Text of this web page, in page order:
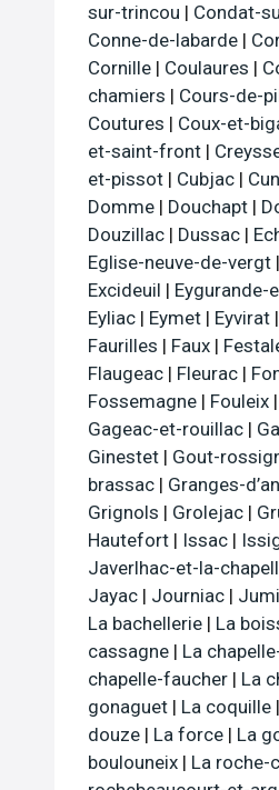
sur-trincou | Condat-
Conne-de-labarde |
Cornille | Coulaures |
chamiers | Cours-de-
Coutures | Coux-et-
et-saint-front |
et-pissot | Cubjac |
Domme | Douchapt |
Douzillac | Dussac |
Eglise-neuve-de-vergt |
Excideuil | Eygurande-
Eyliac | Eymet | Eyvirat |
Faurilles | Faux |
Flaugeac | Fleurac |
Fossemagne | Fouleix |
Gageac-et-rouillac |
Ginestet | Gout-
brassac | Granges-
Grignols | Grolejac |
Hautefort | Issac |
Javerlhac-et-la-
Jayac | Journiac |
La bachellerie | La
cassagne | La
chapelle-faucher | La
gonaguet | La coquille |
douze | La force | La
boulouneix | La roche-